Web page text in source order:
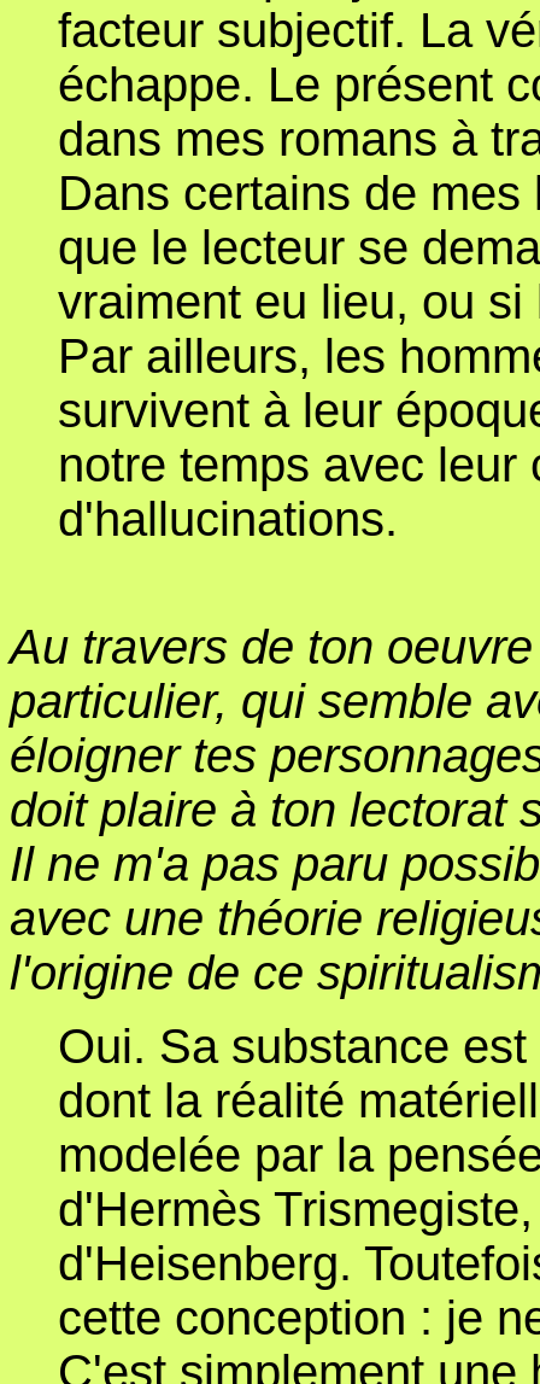
facteur subjectif. La
échappe. Le présent
dans mes romans à
Dans certains de
que le lecteur se
vraiment eu lieu, ou
Par ailleurs, les
survivent à leur
notre temps avec leur
d'hallucinations.
Au travers de ton
particulier, qui semble
éloigner tes
doit plaire à ton lectorat
Il ne m'a pas paru
avec une théorie
l'origine de ce
Oui. Sa substance
dont la réalité
modelée par la
d'Hermès
d'Heisenberg.
cette conception : je
C'est simplement une